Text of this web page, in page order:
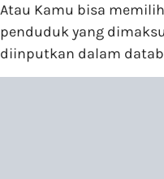
Atau Kamu bisa
penduduk yang
diinputkan dalam